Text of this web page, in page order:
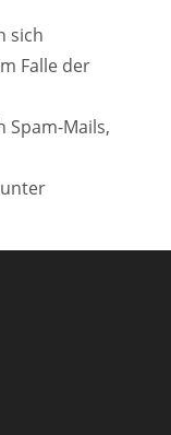
sich
Falle der
Mails,